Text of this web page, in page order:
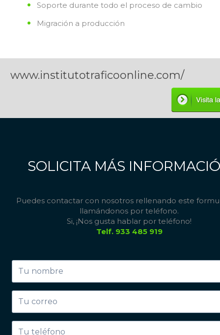
Soporte durante todo el proceso de cambio
Migración a producción
www.institutotraficoonline.com/
SOLICITA MÁS
Puedes contactar con nosotros rellenando este
llamándonos por teléfono.
Si, ¡Nos gusta hablar por teléfono!
Telf. 933 485 919